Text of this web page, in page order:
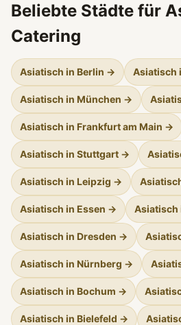
Beliebte Städte für
Catering
Asiatisch in Berlin → Asiatisch
Asiatisch in München →
Asiatisch in Frankfurt am Main →
Asiatisch in Stuttgart →
Asiatisch in Leipzig →
Asiatisch in Essen → Asiatisch
Asiatisch in Dresden →
Asiatisch in Nürnberg →
Asiatisch in Bochum →
Asiatisch in Bielefeld →